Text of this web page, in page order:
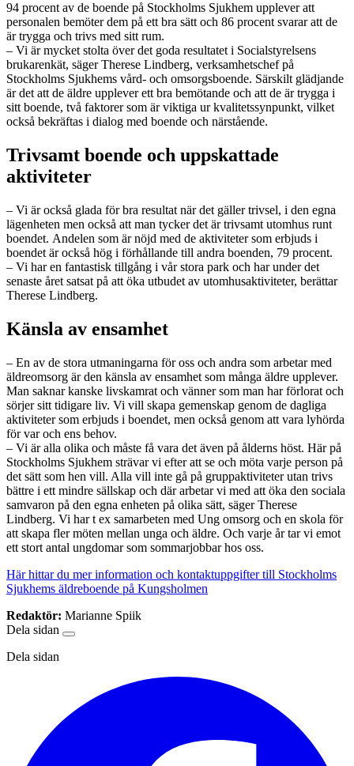
94 procent av de boende på Stockholms Sjukhem upplever att
personalen bemöter dem på ett bra sätt och 86 procent svarar att de
är trygga och trivs med sitt rum.
– Vi är mycket stolta över det goda resultatet i Socialstyrelsens
brukarenkät, säger Therese Lindberg, verksamhetschef på
Stockholms Sjukhems vård- och omsorgsboende. Särskilt glädjande
är det att de äldre upplever ett bra bemötande och att de är trygga i
sitt boende, två faktorer som är viktiga ur kvalitetssynpunkt, vilket
också bekräftas i dialog med boende och närstående.
Trivsamt boende och uppskattade
aktiviteter
– Vi är också glada för bra resultat när det gäller trivsel, i den egna
lägenheten men också att man tycker det är trivsamt utomhus runt
boendet. Andelen som är nöjd med de aktiviteter som erbjuds i
boendet är också hög i förhållande till andra boenden, 79 procent.
– Vi har en fantastisk tillgång i vår stora park och har under det
senaste året satsat på att öka utbudet av utomhusaktiviteter, berättar
Therese Lindberg.
Känsla av ensamhet
– En av de stora utmaningarna för oss och andra som arbetar med
äldreomsorg är den känsla av ensamhet som många äldre upplever.
Man saknar kanske livskamrat och vänner som man har förlorat och
sörjer sitt tidigare liv. Vi vill skapa gemenskap genom de dagliga
aktiviteter som erbjuds i boendet, men också genom att vara lyhörda
för var och ens behov.
– Vi är alla olika och måste få vara det även på ålderns höst. Här på
Stockholms Sjukhem strävar vi efter att se och möta varje person på
det sätt som hen vill. Alla vill inte gå på gruppaktiviteter utan trivs
bättre i ett mindre sällskap och där arbetar vi med att öka den sociala
samvaron på den egna enheten på olika sätt, säger Therese
Lindberg. Vi har t ex samarbeten med Ung omsorg och en skola för
att skapa fler möten mellan unga och äldre. Och varje år tar vi emot
ett stort antal ungdomar som sommarjobbar hos oss.
Här hittar du mer information och kontaktuppgifter till Stockholms
Sjukhems äldreboende på Kungsholmen
Redaktör: Marianne Spiik
Dela sidan
Dela sidan